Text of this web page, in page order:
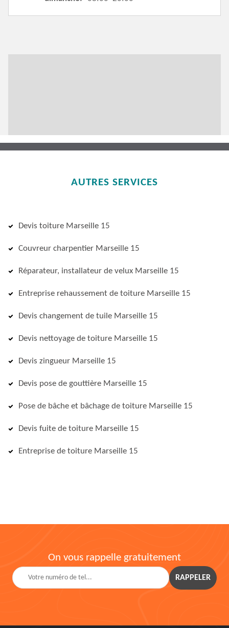
AUTRES SERVICES
Devis toiture Marseille 15
Couvreur charpentier Marseille 15
Réparateur, installateur de velux Marseille 15
Entreprise rehaussement de toiture Marseille 15
Devis changement de tuile Marseille 15
Devis nettoyage de toiture Marseille 15
Devis zingueur Marseille 15
Devis pose de gouttière Marseille 15
Pose de bâche et bâchage de toiture Marseille 15
Devis fuite de toiture Marseille 15
Entreprise de toiture Marseille 15
On vous rappelle gratuitement